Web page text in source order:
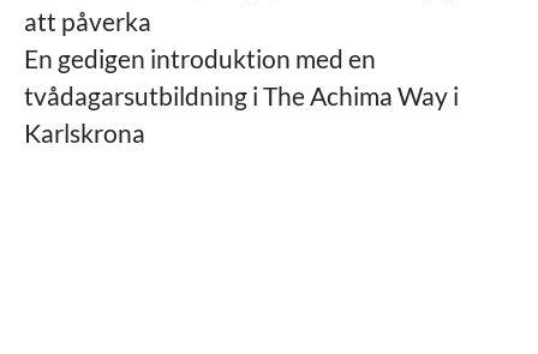
att påverka
En gedigen introduktion med en
tvådagarsutbildning i The Achima Way i
Karlskrona